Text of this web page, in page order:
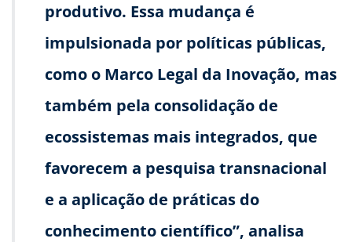
produtivo. Essa mudança é
impulsionada por políticas públicas,
como o Marco Legal da Inovação, mas
também pela consolidação de
ecossistemas mais integrados, que
favorecem a pesquisa transnacional
e a aplicação de práticas do
conhecimento científico”, analisa